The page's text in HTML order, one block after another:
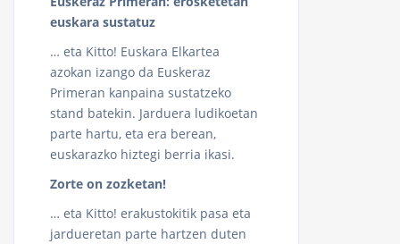
euskara sustatuz
… eta Kitto! Euskara Elkartea
azokan izango da Euskeraz
Primeran kanpaina sustatzeko
stand batekin. Jarduera ludikoetan
parte hartu, eta era berean,
euskarazko hiztegi berria ikasi.
Zorte on zozketan!
… eta Kitto! erakustokitik pasa eta
jardueretan parte hartzen duten